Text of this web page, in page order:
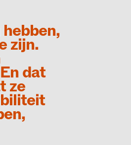
zijn.
dat
ze